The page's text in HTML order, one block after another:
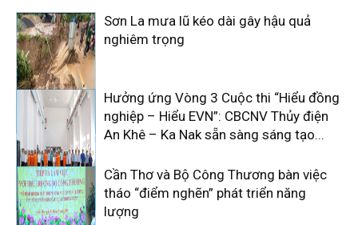
Sơn La mưa lũ kéo dài gây hậu quả
nghiêm trọng
Hưởng ứng Vòng 3 Cuộc thi “Hiểu đồng
nghiệp – Hiểu EVN”: CBCNV Thủy điện
An Khê – Ka Nak sẵn sàng sáng tạo...
Cần Thơ và Bộ Công Thương bàn việc
tháo “điểm nghẽn” phát triển năng
lượng